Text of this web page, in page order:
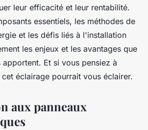
•5 min de lecture
leur efficacité et leur rentabilité.
essentiels, les méthodes de
et les défis liés à l'installation
les enjeux et les avantages que
Et si vous pensiez à
éclairage pourrait vous éclairer.
aux panneaux